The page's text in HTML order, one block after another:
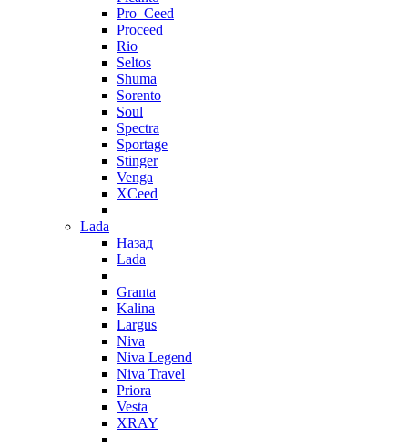
Pro_Ceed
Proceed
Rio
Seltos
Shuma
Sorento
Soul
Spectra
Sportage
Stinger
Venga
XCeed
Lada
Назад
Lada
Granta
Kalina
Largus
Niva
Niva Legend
Niva Travel
Priora
Vesta
XRAY